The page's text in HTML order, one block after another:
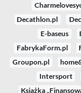
Decathlon.pl
E-baseus
FabrykaForm.pl
Groupon.pl
Intersport
Książka